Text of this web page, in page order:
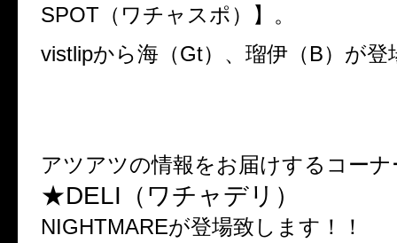
SPOT （ワチャスポ）】。
vistlipから海（Gt）、瑠伊（B）が登
アツアツの情報をお届けするコー
★DELI（ワチャデリ）
NIGHTMAREが登場致します！！